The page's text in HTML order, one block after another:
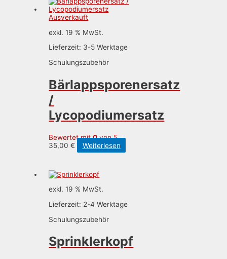
Varianten
auf.
Die
Optionen
können
auf
Produktseite
gewählt
Ausverkauft
exkl. 19 % MwSt.
Lieferzeit: 3-5 Werktage
Schulungszubehör
Bärlappsporenersatz
/
Lycopodiumersatz
Bewertet mit0von 5
35,00€ Weiterlesen
exkl. 19 % MwSt.
Lieferzeit: 2-4 Werktage
Schulungszubehör
Sprinklerkopf